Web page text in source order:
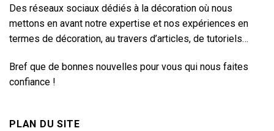
Des réseaux sociaux dédiés à la décoration où nous
mettons en avant notre expertise et nos expériences en
termes de décoration, au travers d’articles, de tutoriels…
Bref que de bonnes nouvelles pour vous qui nous faites
confiance !
PLAN DU SITE